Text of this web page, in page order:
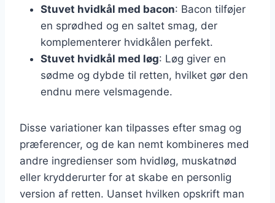
Stuvet hvidkål med bacon: Bacon tilføjer
en sprødhed og en saltet smag, der
komplementerer hvidkålen perfekt.
Stuvet hvidkål med løg: Løg giver en
sødme og dybde til retten, hvilket gør den
endnu mere velsmagende.
Disse variationer kan tilpasses efter smag og
præferencer, og de kan nemt kombineres med
andre ingredienser som hvidløg, muskatnød
eller krydderurter for at skabe en personlig
version af retten. Uanset hvilken opskrift man